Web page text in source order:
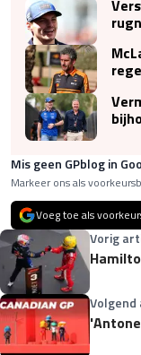
Mis geen GPblog in
Markeer ons als
Voeg toe als
Vorig